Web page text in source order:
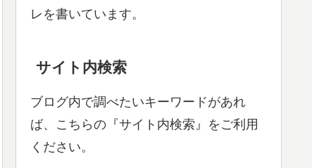
レを書いています。
サイト内検索
ブログ内で調べたいキーワードがあれ
ば、こちらの『サイト内検索』をご利用
ください。